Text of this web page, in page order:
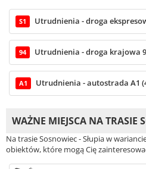
S1 Utrudnienia - droga
94 Utrudnienia - droga krajowa
A1 Utrudnienia - autostrada A1
WAŻNE MIEJSCA NA TRASIE
Na trasie Sosnowiec - Słupia w
obiektów, które mogą Cię